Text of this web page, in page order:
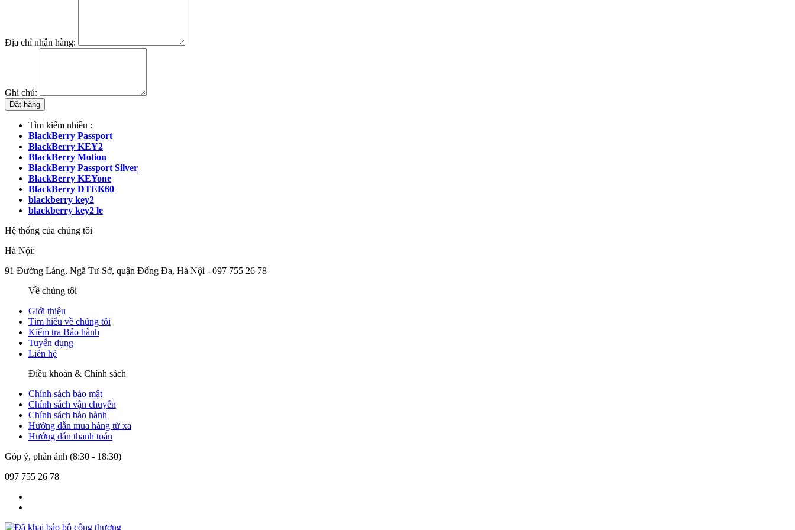
Địa chỉ nhận hàng:
Ghi chú:
Đặt hàng
Tìm kiếm nhiều :
BlackBerry Passport
BlackBerry KEY2
BlackBerry Motion
BlackBerry Passport Silver
BlackBerry KEYone
BlackBerry DTEK60
blackberry key2
blackberry key2 le
Hệ thống của chúng tôi
Hà Nội:
91 Đường Láng, Ngã Tư Sở, quận Đống Đa, Hà Nội - 097 755 26 78
Về chúng tôi
Giới thiệu
Tìm hiểu về chúng tôi
Kiểm tra Bảo hành
Tuyển dụng
Liên hệ
Điều khoản & Chính sách
Chính sách bảo mật
Chính sách vận chuyển
Chính sách bảo hành
Hướng dẫn mua hàng từ xa
Hướng dẫn thanh toán
Góp ý, phản ánh (8:30 - 18:30)
097 755 26 78